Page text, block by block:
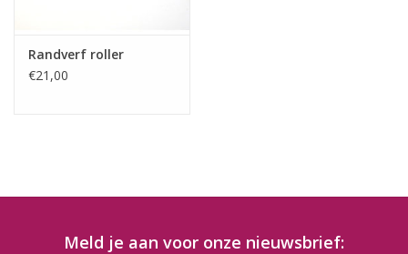
Randverf roller
€21,00
Meld je aan voor onze nieuwsbrief: